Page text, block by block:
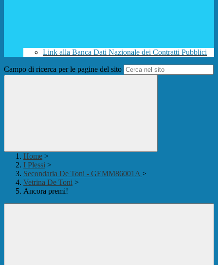
Link alla Banca Dati Nazionale dei Contratti Pubblici
Campo di ricerca per le pagine del sito
Home >
I Plessi >
Secondaria De Toni - GEMM86001A >
Vetrina De Toni >
Ancora premi!